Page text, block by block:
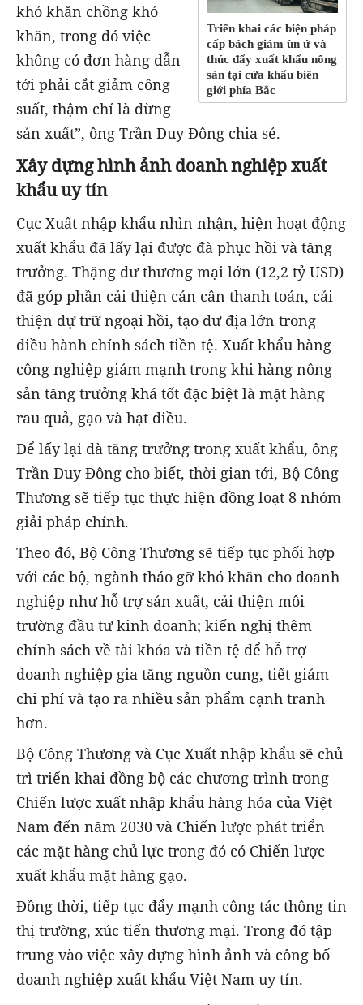
Triển khai các biện pháp
cấp bách giảm ùn ứ và
thúc đẩy xuất khẩu nông
sản tại cửa khẩu biên
giới phía Bắc
khó khăn chồng khó
khăn, trong đó việc
không có đơn hàng dẫn
tới phải cắt giảm công
suất, thậm chí là dừng
sản xuất”, ông Trần Duy Đông chia sẻ.
Xây dựng hình ảnh doanh nghiệp xuất
khẩu uy tín
Cục Xuất nhập khẩu nhìn nhận, hiện hoạt động
xuất khẩu đã lấy lại được đà phục hồi và tăng
trưởng. Thặng dư thương mại lớn (12,2 tỷ USD)
đã góp phần cải thiện cán cân thanh toán, cải
thiện dự trữ ngoại hồi, tạo dư địa lớn trong
điều hành chính sách tiền tệ. Xuất khẩu hàng
công nghiệp giảm mạnh trong khi hàng nông
sản tăng trưởng khá tốt đặc biệt là mặt hàng
rau quả, gạo và hạt điều.
Để lấy lại đà tăng trưởng trong xuất khẩu, ông
Trần Duy Đông cho biết, thời gian tới, Bộ Công
Thương sẽ tiếp tục thực hiện đồng loạt 8 nhóm
giải pháp chính.
Theo đó, Bộ Công Thương sẽ tiếp tục phối hợp
với các bộ, ngành tháo gỡ khó khăn cho doanh
nghiệp như hỗ trợ sản xuất, cải thiện môi
trường đầu tư kinh doanh; kiến nghị thêm
chính sách về tài khóa và tiền tệ để hỗ trợ
doanh nghiệp gia tăng nguồn cung, tiết giảm
chi phí và tạo ra nhiều sản phẩm cạnh tranh
hơn.
Bộ Công Thương và Cục Xuất nhập khẩu sẽ chủ
trì triển khai đồng bộ các chương trình trong
Chiến lược xuất nhập khẩu hàng hóa của Việt
Nam đến năm 2030 và Chiến lược phát triển
các mặt hàng chủ lực trong đó có Chiến lược
xuất khẩu mặt hàng gạo.
Đồng thời, tiếp tục đẩy mạnh công tác thông tin
thị trường, xúc tiến thương mại. Trong đó tập
trung vào việc xây dựng hình ảnh và công bố
doanh nghiệp xuất khẩu Việt Nam uy tín.